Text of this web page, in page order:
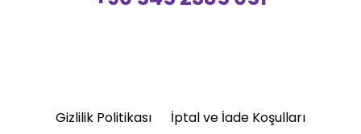
Gizlilik Politikası
İptal ve İade Koşulları